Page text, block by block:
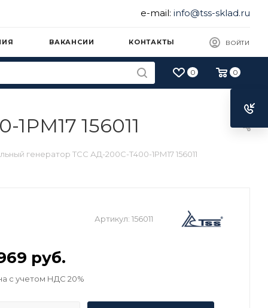
e-mail: info@tss-sklad.ru
ВАКАНСИИ КОНТАКТЫ ВОЙТИ
0 0
156011
генератор ТСС АД-200С-Т400-1РМ17 156011
Артикул: 156011
руб.
с учетом НДС 20%